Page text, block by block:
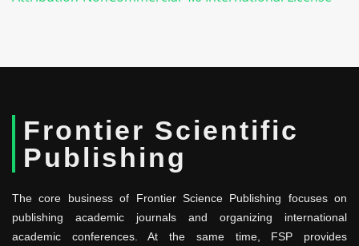
Frontier Scientific
Publishing
The core business of Frontier Science Publishing focuses on
publishing academic journals and organizing international
academic conferences. At the same time, FSP provides